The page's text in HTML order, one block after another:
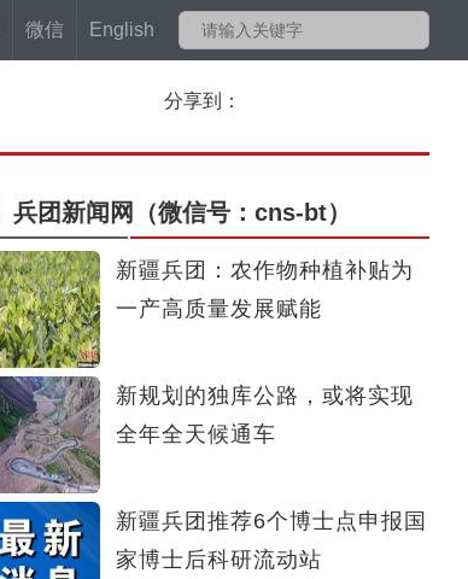
微信 English
分享到：
兵团新闻网 （微信号：cns-bt）
新疆兵团：农作物种植补贴为
一产高质量发展赋能
新规划的独库公路，或将实现
全年全天候通车
新疆兵团推荐6个博士点申报国
家博士后科研流动站
新疆图木舒克（东莞）文化旅游美食节“点燃